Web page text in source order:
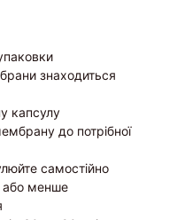
знаходиться
капсулу
до потрібної
самостійно
або менше